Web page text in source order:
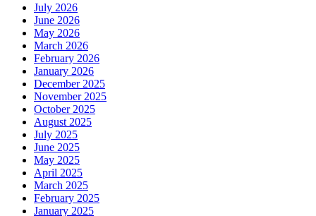
July 2026
June 2026
May 2026
March 2026
February 2026
January 2026
December 2025
November 2025
October 2025
August 2025
July 2025
June 2025
May 2025
April 2025
March 2025
February 2025
January 2025